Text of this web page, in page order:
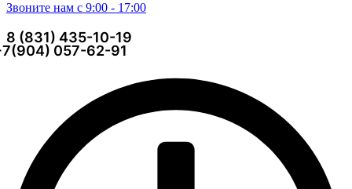
Звоните нам с 9:00 - 17:00
8 (831) 435-10-19
057-62-91